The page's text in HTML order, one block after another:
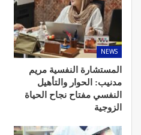
NEWS
المستشارة النفسية مريم
مدنيب: الحوار والتأهيل
النفسي مفتاح نجاح الحياة
الزوجية